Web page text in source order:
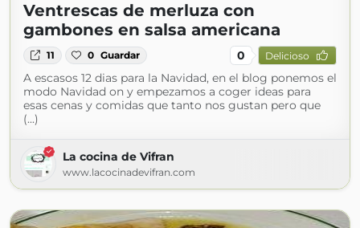
Ventrescas de merluza con
gambones en salsa americana
11 0 Guardar 0 Delicioso
A escasos 12 dias para la Navidad, en el blog ponemos el
modo Navidad on y empezamos a coger ideas para
esas cenas y comidas que tanto nos gustan pero que
(...)
La cocina de Vifran
www.lacocinadevifran.com